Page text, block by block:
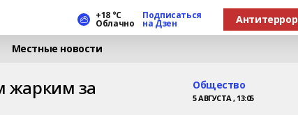
+18 °С
Облачно
Подписаться
на Дзен Антитеррор
Местные новости
жарким за Общество
5 АВГУСТА , 13:05